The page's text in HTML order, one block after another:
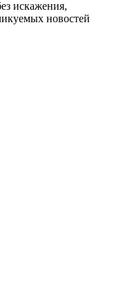
искажения,
новостей